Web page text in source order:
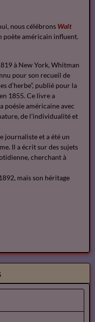
nous célébrons Walt
poète américain influent.
à New York, Whitman
pour son recueil de
d’herbe”, publié pour la
1855. Ce livre a
poésie américaine avec
de l’individualité et
journaliste et a été un
Il a écrit sur des sujets
cherchant à
mais son héritage